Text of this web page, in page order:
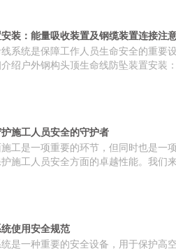
装：能量吸收装置及钢缆装置连接注
系统是保障工作人员生命安全的重
绍户外钢构头顶生命线防坠装置安装
施工人员安全的守护者
工是一项重要的环节，但同时也是
施工人员安全方面的卓越性能。我
使用安全规范
是一种重要的安全设备，用于保护